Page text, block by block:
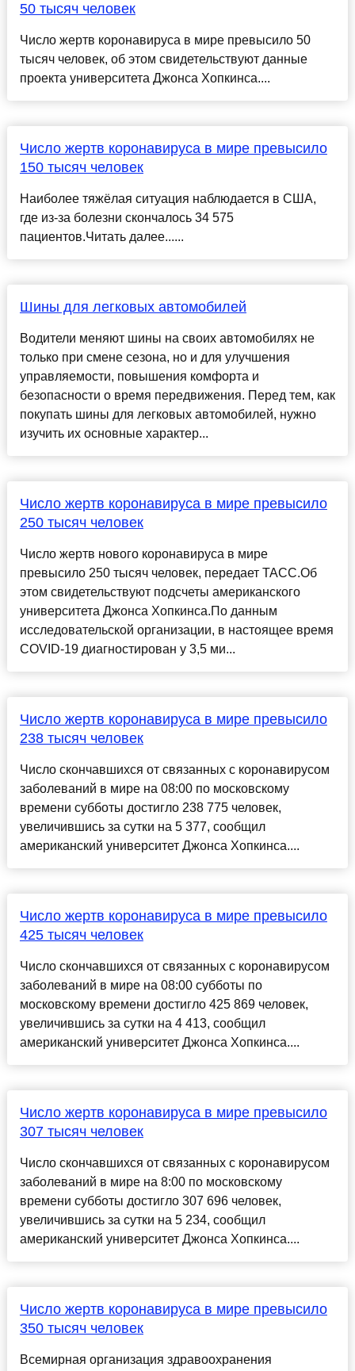
50 тысяч человек
Число жертв коронавируса в мире превысило 50
тысяч человек, об этом свидетельствуют данные
проекта университета Джонса Хопкинса....
Число жертв коронавируса в мире превысило
150 тысяч человек
Наиболее тяжёлая ситуация наблюдается в США,
где из-за болезни скончалось 34 575
пациентов.Читать далее......
Шины для легковых автомобилей
Водители меняют шины на своих автомобилях не
только при смене сезона, но и для улучшения
управляемости, повышения комфорта и
безопасности о время передвижения. Перед тем, как
покупать шины для легковых автомобилей, нужно
изучить их основные характер...
Число жертв коронавируса в мире превысило
250 тысяч человек
Число жертв нового коронавируса в мире
превысило 250 тысяч человек, передает ТАСС.Об
этом свидетельствуют подсчеты американского
университета Джонса Хопкинса.По данным
исследовательской организации, в настоящее время
COVID-19 диагностирован у 3,5 ми...
Число жертв коронавируса в мире превысило
238 тысяч человек
Число скончавшихся от связанных с коронавирусом
заболеваний в мире на 08:00 по московскому
времени субботы достигло 238 775 человек,
увеличившись за сутки на 5 377, сообщил
американский университет Джонса Хопкинса....
Число жертв коронавируса в мире превысило
425 тысяч человек
Число скончавшихся от связанных с коронавирусом
заболеваний в мире на 08:00 субботы по
московскому времени достигло 425 869 человек,
увеличившись за сутки на 4 413, сообщил
американский университет Джонса Хопкинса....
Число жертв коронавируса в мире превысило
307 тысяч человек
Число скончавшихся от связанных с коронавирусом
заболеваний в мире на 8:00 по московскому
времени субботы достигло 307 696 человек,
увеличившись за сутки на 5 234, сообщил
американский университет Джонса Хопкинса....
Число жертв коронавируса в мире превысило
350 тысяч человек
Всемирная организация здравоохранения